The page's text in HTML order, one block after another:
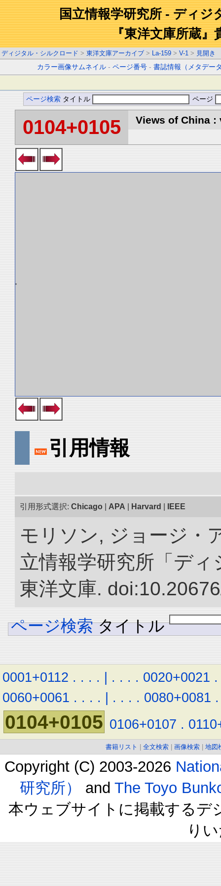
国立情報学研究所 - ディジ
『東洋文庫所蔵』
ディジタル・シルクロード > 東洋文庫アーカイブ > La-159 > V-1 > 見開き
カラー画像サムネイル -ページ番号 -書誌情報（メタデー
ページ検索 タイトル ページ
0104+0105 Views of China :
引用情報
引用形式選択: Chicago APA Harvard IEEE
モリソン, ジョージ・
立情報学研究所「デ
東洋文庫.
ページ検索 タイトル
0001+0112 . . . . | . . . . 0020+0021 .
0060+0061 . . . . | . . . . 0080+0081 .
0104+0105 0106+0107 .
書籍リスト 全文検索 画像検索 地図
Copyright (C) 2003-2026
研究所）
and The Toyo
本ウェブサイトに掲載するデ
り